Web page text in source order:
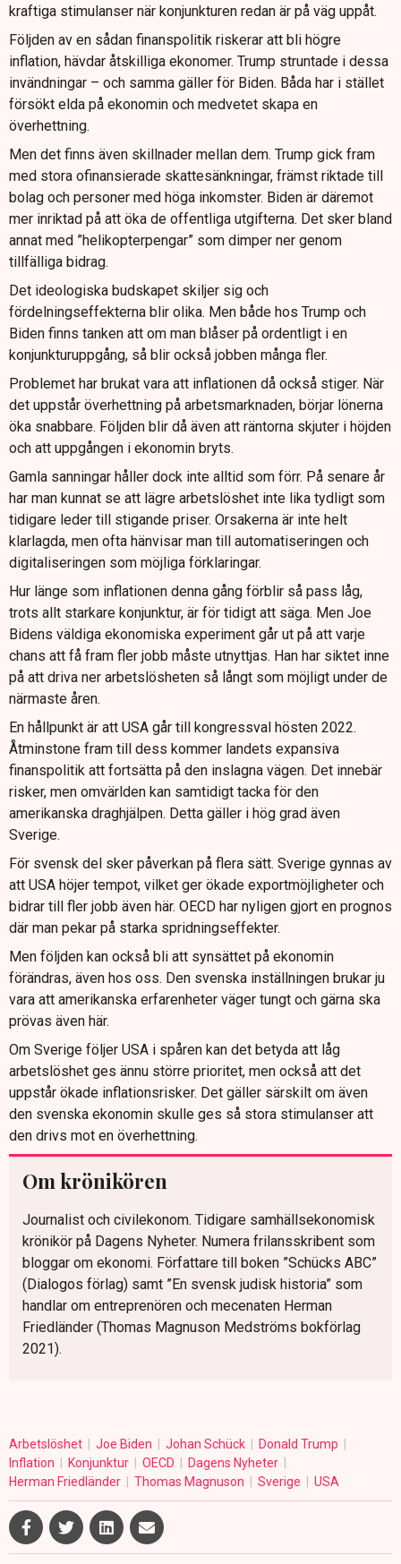
kraftiga stimulanser när konjunkturen redan är på väg uppåt.
Följden av en sådan finanspolitik riskerar att bli högre
inflation, hävdar åtskilliga ekonomer. Trump struntade i dessa
invändningar – och samma gäller för Biden. Båda har i stället
försökt elda på ekonomin och medvetet skapa en
överhettning.
Men det finns även skillnader mellan dem. Trump gick fram
med stora ofinansierade skattesänkningar, främst riktade till
bolag och personer med höga inkomster. Biden är däremot
mer inriktad på att öka de offentliga utgifterna. Det sker bland
annat med ”helikopterpengar” som dimper ner genom
tillfälliga bidrag.
Det ideologiska budskapet skiljer sig och
fördelningseffekterna blir olika. Men både hos Trump och
Biden finns tanken att om man blåser på ordentligt i en
konjunkturuppgång, så blir också jobben många fler.
Problemet har brukat vara att inflationen då också stiger. När
det uppstår överhettning på arbetsmarknaden, börjar lönerna
öka snabbare. Följden blir då även att räntorna skjuter i höjden
och att uppgången i ekonomin bryts.
Gamla sanningar håller dock inte alltid som förr. På senare år
har man kunnat se att lägre arbetslöshet inte lika tydligt som
tidigare leder till stigande priser. Orsakerna är inte helt
klarlagda, men ofta hänvisar man till automatiseringen och
digitaliseringen som möjliga förklaringar.
Hur länge som inflationen denna gång förblir så pass låg,
trots allt starkare konjunktur, är för tidigt att säga. Men Joe
Bidens väldiga ekonomiska experiment går ut på att varje
chans att få fram fler jobb måste utnyttjas. Han har siktet inne
på att driva ner arbetslösheten så långt som möjligt under de
närmaste åren.
En hållpunkt är att USA går till kongressval hösten 2022.
Åtminstone fram till dess kommer landets expansiva
finanspolitik att fortsätta på den inslagna vägen. Det innebär
risker, men omvärlden kan samtidigt tacka för den
amerikanska draghjälpen. Detta gäller i hög grad även
Sverige.
För svensk del sker påverkan på flera sätt. Sverige gynnas av
att USA höjer tempot, vilket ger ökade exportmöjligheter och
bidrar till fler jobb även här. OECD har nyligen gjort en prognos
där man pekar på starka spridningseffekter.
Men följden kan också bli att synsättet på ekonomin
förändras, även hos oss. Den svenska inställningen brukar ju
vara att amerikanska erfarenheter väger tungt och gärna ska
prövas även här.
Om Sverige följer USA i spåren kan det betyda att låg
arbetslöshet ges ännu större prioritet, men också att det
uppstår ökade inflationsrisker. Det gäller särskilt om även
den svenska ekonomin skulle ges så stora stimulanser att
den drivs mot en överhettning.
Om krönikören
Journalist och civilekonom. Tidigare samhällsekonomisk
krönikör på Dagens Nyheter. Numera frilansskribent som
bloggar om ekonomi. Författare till boken ”Schücks ABC”
(Dialogos förlag) samt ”En svensk judisk historia” som
handlar om entreprenören och mecenaten Herman
Friedländer (Thomas Magnuson Medströms bokförlag
2021).
Arbetslöshet Joe Biden Johan Schück
Donald Trump
Inflation
Konjunktur OECD
Dagens Nyheter
Herman Friedländer
Thomas Magnuson Sverige USA